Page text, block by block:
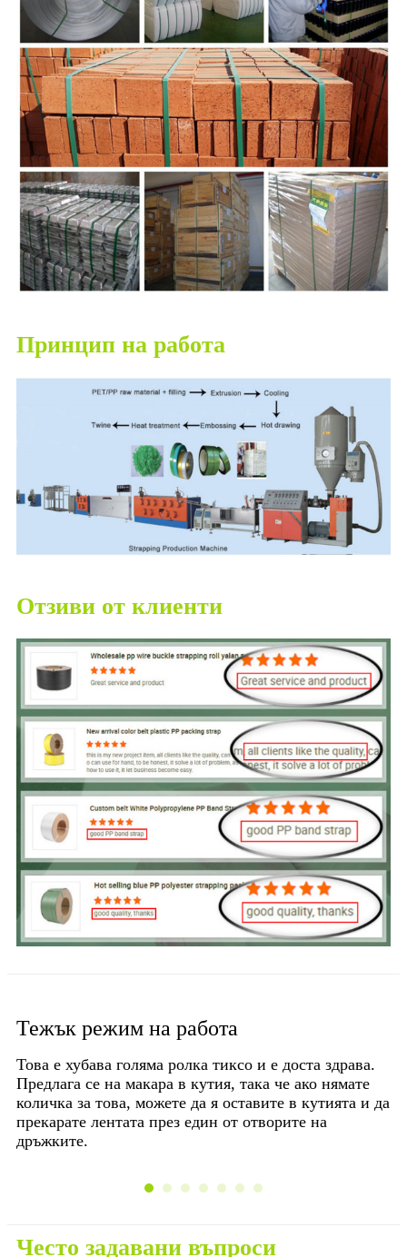
Принцип на работа
Отзиви от клиенти
Тежък режим на работа
Това е хубава голяма ролка тиксо и е доста здрава.
Предлага се на макара в кутия, така че ако нямате
количка за това, можете да я оставите в кутията и да
прекарате лентата през един от отворите на
дръжките.
Често задавани въпроси